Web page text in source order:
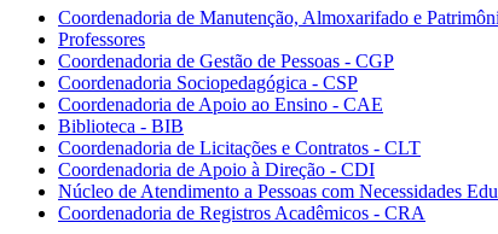
Coordenadoria de Manutenção, Almoxarifado e
Professores
Coordenadoria de Gestão de Pessoas - CGP
Coordenadoria Sociopedagógica - CSP
Coordenadoria de Apoio ao Ensino - CAE
Biblioteca - BIB
Coordenadoria de Licitações e Contratos - CLT
Coordenadoria de Apoio à Direção - CDI
Núcleo de Atendimento a Pessoas com Necessidades
Coordenadoria de Registros Acadêmicos - CRA